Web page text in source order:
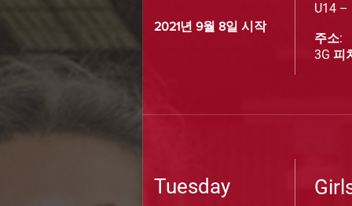
2021년 9월 8일 시작
U14 –
주소:
3G 피
Tuesday